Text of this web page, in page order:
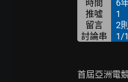
時間 6
推噓 1
留言
2
討論串 1/1
首屆亞洲電